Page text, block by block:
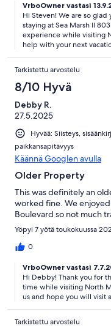
VrboOwner vastasi
Hi Steven! We are so
staying at Sea Marsh II
experience while visiting
help with your next
Tarkistettu arvostelu
8/10 Hyvä
Debby R.
27.5.2025
Hyvää: Siisteys,
paikkansapitävyys
Käännä Googlen avulla
Older Property
This was definitely an
worked fine. We
Boulevard so not much
Yöpyi 7 yötä toukokuussa
0
VrboOwner vastasi
Hi Debby! Thank you for
time while visiting North
us and hope you will visit
Tarkistettu arvostelu